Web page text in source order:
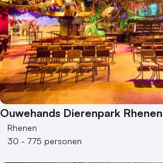
Ouwehands Dierenpark Rhenen
Rhenen
30 - 775 personen